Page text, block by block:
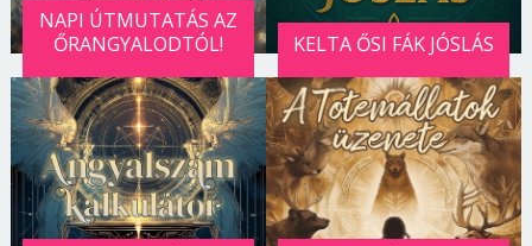
NAPI ÚTMUTATÁS AZ
ŐRANGYALODTÓL!
KELTA ŐSI FÁK JÓSLÁS